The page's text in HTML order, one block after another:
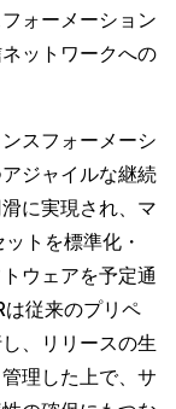
ォーメーション
ットワークへの
スフォーメーシ
ジャイルな継続
に実現され、マ
トを標準化・
ウェアを予定通
は従来のプリペ
、リリースの生
理した上で、サ